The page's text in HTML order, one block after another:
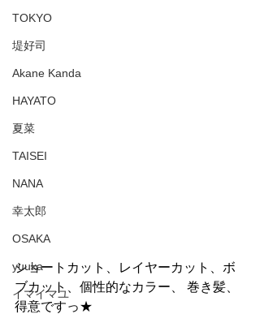
TOKYO
堤好司
Akane Kanda
HAYATO
夏菜
TAISEI
NANA
幸太郎
OSAKA
yuuka
イマイマユ
ショートカット、レイヤーカット、ボ
ブカット、個性的なカラー、 巻き髪、
得意ですっ★